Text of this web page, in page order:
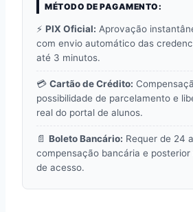
MÉTODO DE PAGAMENTO:
⚡ PIX Oficial: Aprovação
com envio automático das
até 3 minutos.
💳 Cartão de Crédito:
possibilidade de parcelamento e
real do portal de alunos.
📄 Boleto Bancário: Requer de 24
compensação bancária e posterior
de acesso.